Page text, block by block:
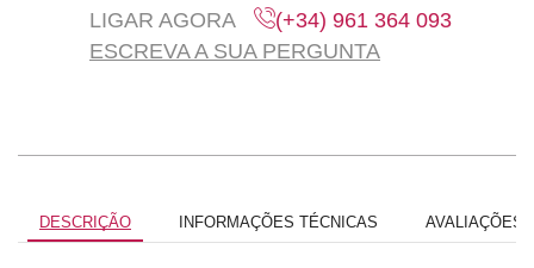
LIGAR AGORA
(+34) 961 364 093
ESCREVA A SUA PERGUNTA
DESCRIÇÃO INFORMAÇÕES TÉCNICAS AVALIAÇÕES